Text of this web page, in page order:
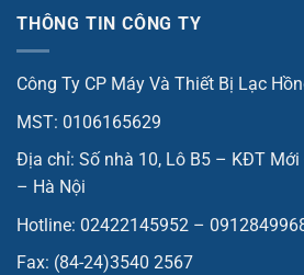
THÔNG TIN CÔNG TY
Công Ty CP Máy Và Thiết Bị Lạc
MST: 0106165629
Địa chỉ: Số nhà 10, Lô B5 – KĐT
– Hà Nội
Hotline: 02422145952 –
Fax: (84-24)3540 2567